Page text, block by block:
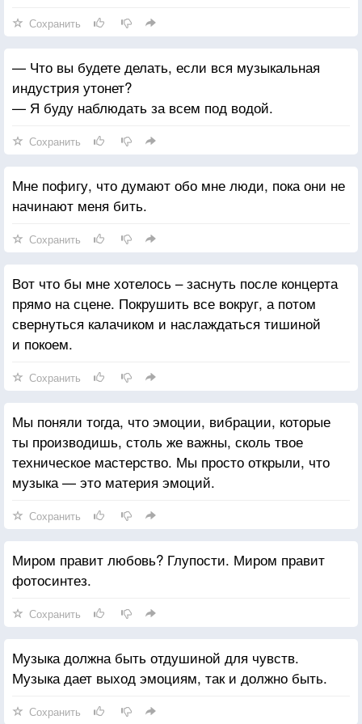
Сохранить
— Что вы будете делать, если вся музыкальная
индустрия утонет?
— Я буду наблюдать за всем под водой.
Сохранить
Мне пофигу, что думают обо мне люди, пока они не
начинают меня бить.
Сохранить
Вот что бы мне хотелось – заснуть после концерта
прямо на сцене. Покрушить все вокруг, а потом
свернуться калачиком и наслаждаться тишиной
и покоем.
Сохранить
Мы поняли тогда, что эмоции, вибрации, которые
ты производишь, столь же важны, сколь твое
техническое мастерство. Мы просто открыли, что
музыка — это материя эмоций.
Сохранить
Миром правит любовь? Глупости. Миром правит
фотосинтез.
Сохранить
Музыка должна быть отдушиной для чувств.
Музыка дает выход эмоциям, так и должно быть.
Сохранить